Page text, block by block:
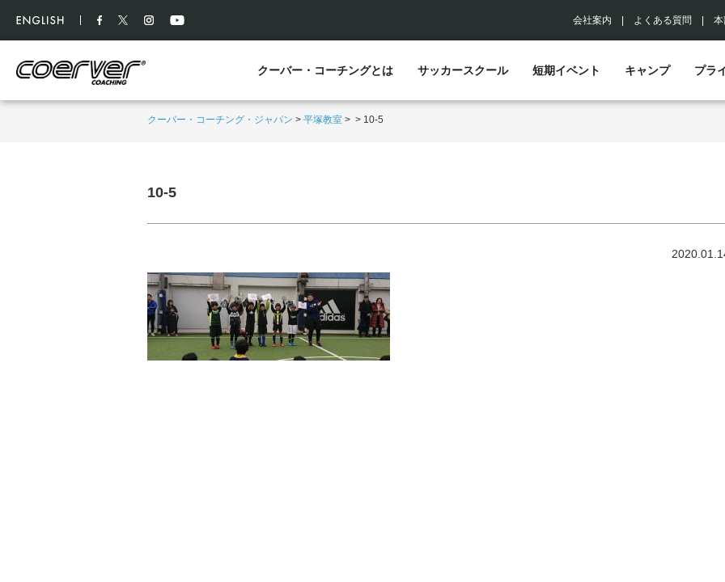
会社案内 よくある質問
クーバー・コーチングとは サッカースクール 短期イベント キャンプ プラ
クーバー・コーチング・ジャパン > 平塚教室 > > 10-5
10-5